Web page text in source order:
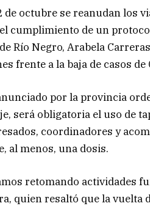
de octubre se reanudan los
cumplimiento de un
Río Negro, Arabela
frente a la baja de casos de
por la provincia
será obligatoria el uso de
coordinadores y
al menos, una dosis.
retomando actividades
quien resaltó que la vuelta